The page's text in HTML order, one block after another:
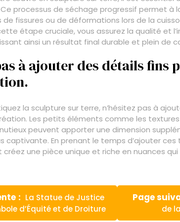
processus de séchage progressif permet à
de fissures ou de déformations lors de la
étape cruciale, vous assurez la qualité et
ainsi un résultat final durable et plein de
à ajouter des détails fins
la sculpture sur terre, n’hésitez pas à
Les petits éléments comme les
peuvent apporter une dimension
captivante. En prenant le temps d’ajouter ces
une pièce unique et riche en nuances
Article
précédent
La Statue de Justice
d’Équité et de Droiture
Page
de